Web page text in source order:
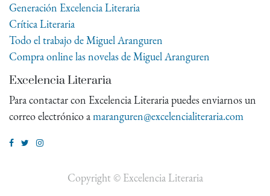
Generación Excelencia Literaria
Crítica Literaria
Todo el trabajo de Miguel Aranguren
Compra online las novelas de Miguel Aranguren
Excelencia Literaria
Para contactar con Excelencia Literaria puedes enviarnos un
correo electrónico amaranguren@excelencialiteraria.com
Copyright © Excelencia Literaria